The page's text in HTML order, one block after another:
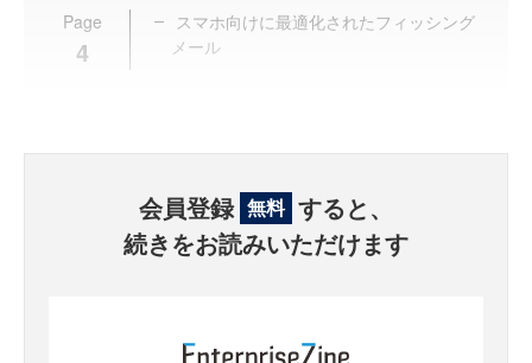
Page
4
スマホ向けに最適化されたフィッシング
メール
会員登録 無料 すると、
続きをお読みいただけます